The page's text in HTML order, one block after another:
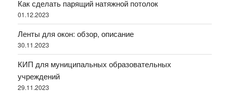
Как сделать парящий натяжной потолок
01.12.2023
Ленты для окон: обзор, описание
30.11.2023
КИП для муниципальных образовательных
учреждений
29.11.2023